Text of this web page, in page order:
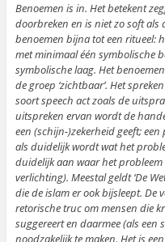
Benoemen is in. Het betekent
doorbreken en is niet zo soft
benoemen bijna tot een ritueel:
met minimaal één symbolische
symbolische laag. Het
de groep ‘zichtbaar’. Het
soort speech act zoals de
uitspreken ervan wordt de
een (schijn-)zekerheid geeft;
als duidelijk wordt wat het
duidelijk aan waar het probleem
verlichting). Meestal geldt ‘De
die de islam er ook bijsleept. De
retorische truc om mensen die
suggereert en daarmee (als een
noodzakelijk te maken. Het is